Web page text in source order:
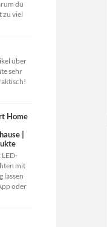
du
zu viel
über
sehr
Home
|
mit
lassen
oder